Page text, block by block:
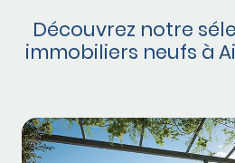
Découvrez notre
immobiliers neufs à